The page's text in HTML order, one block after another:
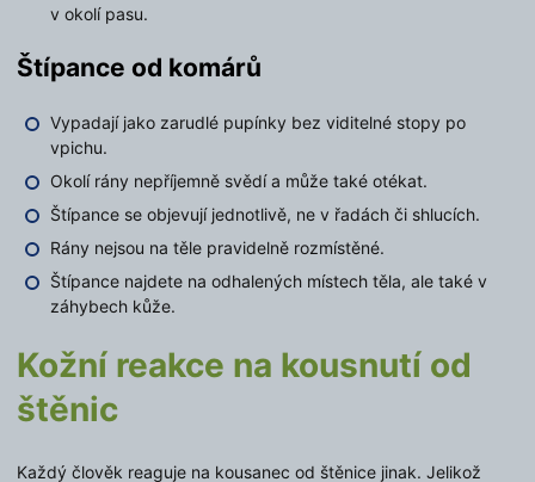
v okolí pasu.
Štípance od komárů
Vypadají jako zarudlé pupínky bez viditelné stopy po
vpichu.
Okolí rány nepříjemně svědí a může také otékat.
Štípance se objevují jednotlivě, ne v řadách či shlucích.
Rány nejsou na těle pravidelně rozmístěné.
Štípance najdete na odhalených místech těla, ale také v
záhybech kůže.
Kožní reakce na kousnutí od
štěnic
Každý člověk reaguje na kousanec od štěnice jinak. Jelikož